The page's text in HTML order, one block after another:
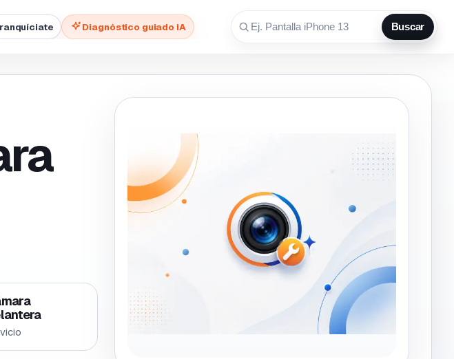
Diagnóstico guiado IA Buscar